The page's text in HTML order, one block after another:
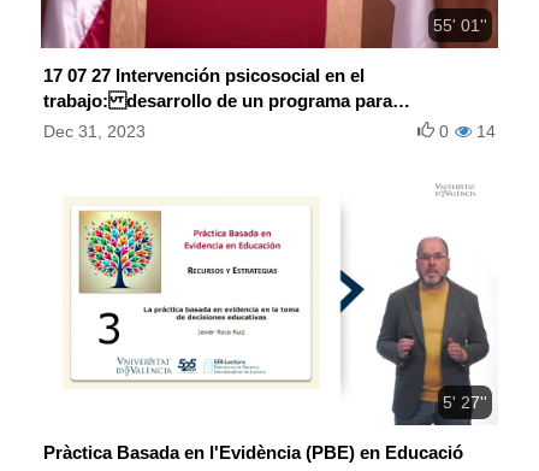
55' 01''
17 07 27 Intervención psicosocial en el
trabajo: desarrollo de un programa para
promover la calidad de vida laboral
Dec 31, 2023 14
0
5' 27''
Pràctica Basada en l'Evidència (PBE) en Educació